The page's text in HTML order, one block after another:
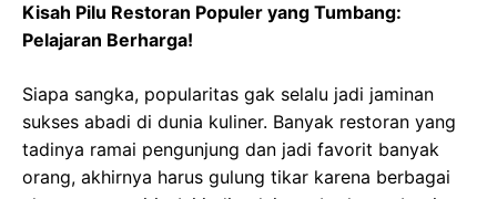
Kisah Pilu Restoran Populer yang Tumbang:
Pelajaran Berharga!
Siapa sangka, popularitas gak selalu jadi jaminan
sukses abadi di dunia kuliner. Banyak restoran yang
tadinya ramai pengunjung dan jadi favorit banyak
orang, akhirnya harus gulung tikar karena berbagai